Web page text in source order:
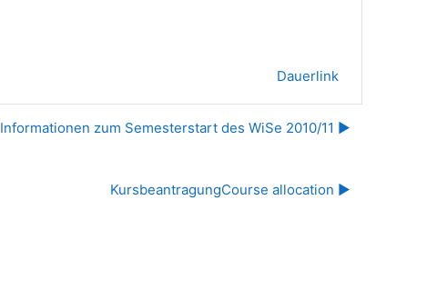
Dauerlink
Informationen zum Semesterstart des WiSe 2010/11 ▶︎
KursbeantragungCourse allocation ▶︎